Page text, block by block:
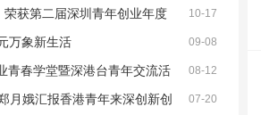
10-17
获第二届深圳青年创业年度
09-08
万象新生活
08-12
青春学堂暨深港台青年交流活
07-20
月娥汇报香港青年来深创新创